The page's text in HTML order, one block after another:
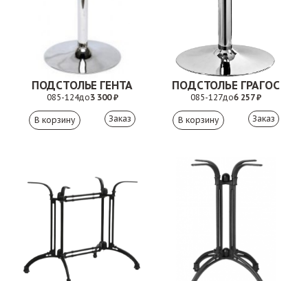
ПОДСТОЛЬЕ ГЕНТА
085-124до3 300 ₽
Заказ
ПОДСТОЛЬЕ ГРАГОС
085-127до6 257 ₽
Заказ